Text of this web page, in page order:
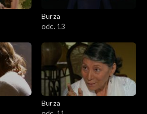
Burza
odc. 13
Burza